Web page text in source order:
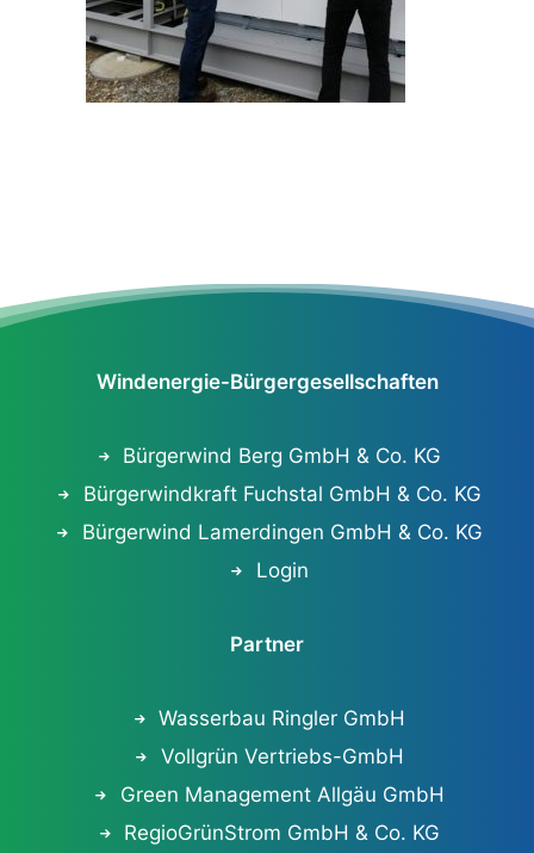
Windenergie-Bürgergesellschaften
Bürgerwind Berg GmbH & Co. KG
Bürgerwindkraft Fuchstal GmbH & Co. KG
Bürgerwind Lamerdingen GmbH & Co. KG
Login
Partner
Wasserbau Ringler GmbH
Vollgrün Vertriebs-GmbH
Green Management Allgäu GmbH
RegioGrünStrom GmbH & Co. KG